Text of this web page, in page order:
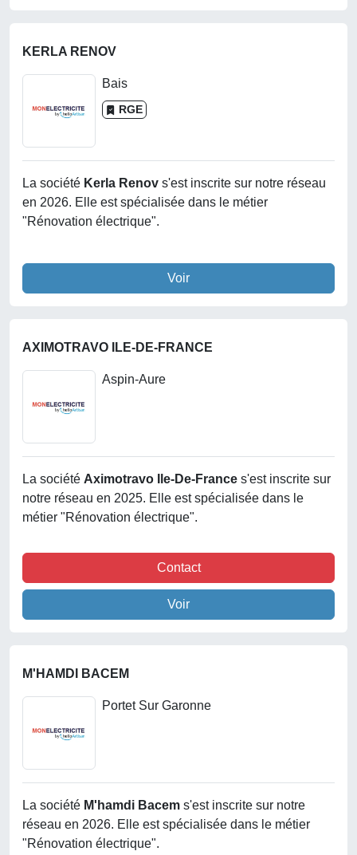
KERLA RENOV
Bais
RGE
La société Kerla Renov s'est inscrite sur notre réseau
en 2026. Elle est spécialisée dans le métier
"Rénovation électrique".
Voir
AXIMOTRAVO ILE-DE-FRANCE
Aspin-Aure
La société Aximotravo Ile-De-France s'est inscrite sur
notre réseau en 2025. Elle est spécialisée dans le
métier "Rénovation électrique".
Contact
Voir
M'HAMDI BACEM
Portet Sur Garonne
La société M'hamdi Bacem s'est inscrite sur notre
réseau en 2026. Elle est spécialisée dans le métier
"Rénovation électrique".